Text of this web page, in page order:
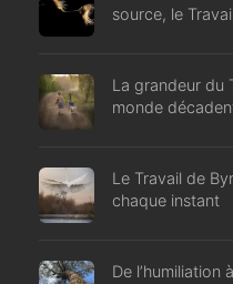
source, le
La grandeur du
monde
Le Travail de
chaque instant
De l’humiliation